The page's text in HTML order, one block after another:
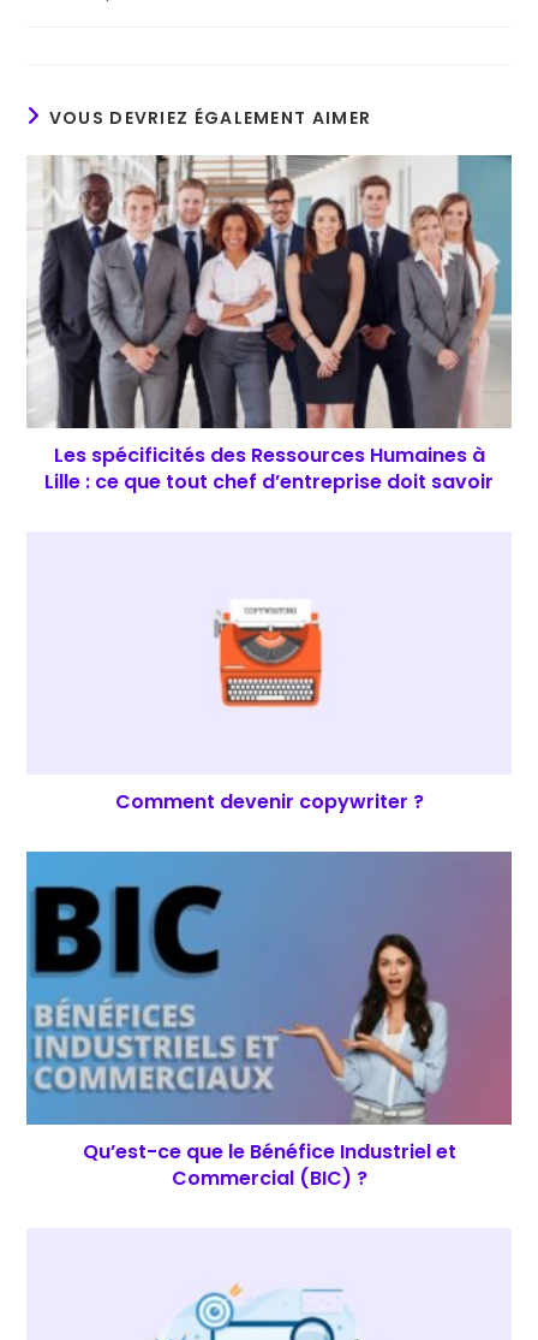
category:
VOUS DEVRIEZ ÉGALEMENT AIMER
Les spécificités des Ressources Humaines à
Lille : ce que tout chef d’entreprise doit savoir
Comment devenir copywriter ?
Qu’est-ce que le Bénéfice Industriel et
Commercial (BIC) ?